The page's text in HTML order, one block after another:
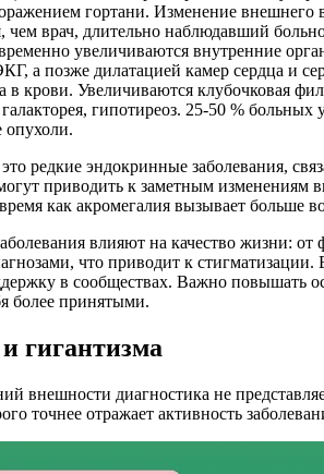
гортани. Изменение
чем врач, длительно наблюдавший
увеличиваются внутренние
а позже дилатацией камер сердца и
Увеличиваются клубочковая
гипотиреоз. 25-50 %
опухоли.
редкие эндокринные заболевания,
приводить к заметным
как акромегалия вызывает больше
влияют на качество жизни:
что приводит к
в сообществах. Важно повышать
более принятыми.
гигантизма
внешности диагностика не
точнее отражает активность